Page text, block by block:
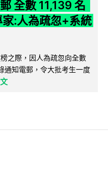
全數 11,139 名
:人為疏忽+系統
之際，因人為疏忽向全數
通知電郵，令大批考生一度